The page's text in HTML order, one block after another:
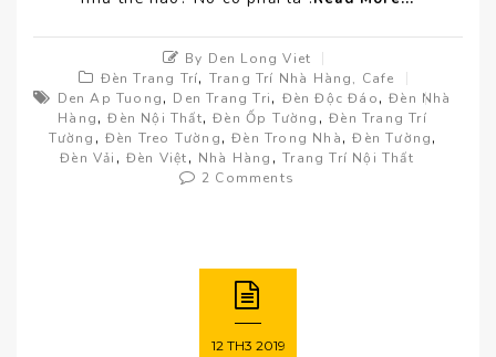
By Den Long Viet
Đèn Trang Trí, Trang Trí Nhà Hàng, Cafe
Den Ap Tuong, Den Trang Tri, Đèn Độc Đáo,Đèn Nhà
Hàng,Đèn Nội Thất,Đèn Ốp Tường ,Đèn Trang Trí
Tường ,Đèn Treo Tường,Đèn Trong Nhà,Đèn Tường,
Đèn Vải ,Đèn Việt, Nhà Hàng ,Trang Trí Nội Thất
2 Comments
12 TH3 2019